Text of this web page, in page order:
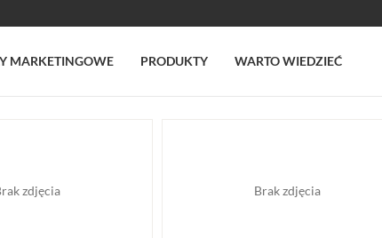
MARKETINGOWE PRODUKTY WARTO WIEDZIEĆ
zdjęcia Brak zdjęcia